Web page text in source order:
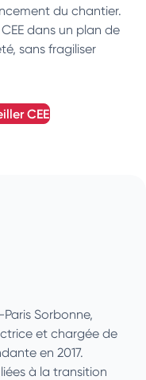
du chantier.
dans un plan de
sans fragiliser
CEE
Sorbonne,
et chargée de
en 2017.
à la transition